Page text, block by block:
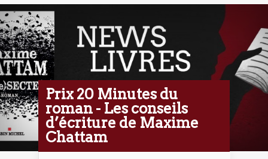
Prix 20 Minutes du
roman - Les conseils
d’écriture de Maxime
Chattam